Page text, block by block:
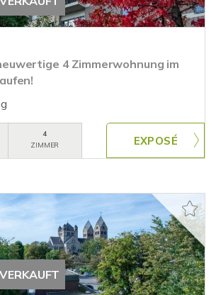
4 Zimmerwohnung im
4
ZIMMER
VERKAUFT